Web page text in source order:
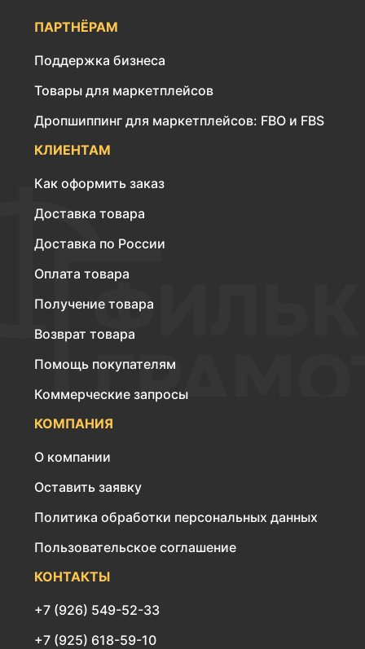
ПАРТНЁРАМ
Поддержка бизнеса
Товары для маркетплейсов
Дропшиппинг для маркетплейсов: FBO и FBS
КЛИЕНТАМ
Как оформить заказ
Доставка товара
Доставка по России
Оплата товара
Получение товара
Возврат товара
Помощь покупателям
Коммерческие запросы
КОМПАНИЯ
О компании
Оставить заявку
Политика обработки персональных данных
Пользовательское соглашение
КОНТАКТЫ
+7 (926) 549-52-33
+7 (925) 618-59-10